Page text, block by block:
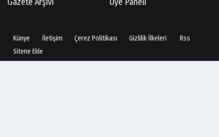
Künye İletişim Çerez Politikası Gizlilik İlkeleri
Rss
Sitene Ekle